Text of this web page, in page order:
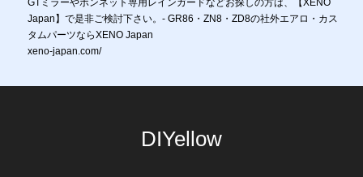
GTミラーやボンネット専用レインガードなどお探しの方は、【XENO
Japan】で是非ご検討下さい。- GR86・ZN8・ZD8の社外エアロ・カス
タムパーツならXENO Japan
xeno-japan.com/
DIYellow